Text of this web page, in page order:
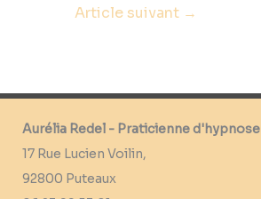
Article suivant →
Aurélia Redel - Praticienne d'hypnose
17 Rue Lucien Voilin,
92800 Puteaux